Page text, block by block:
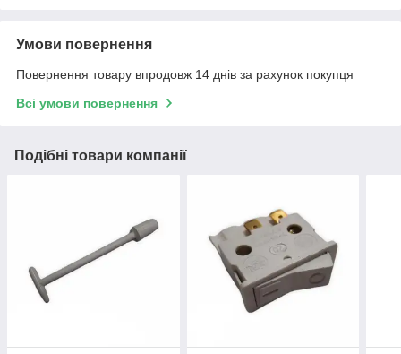
Умови повернення
Повернення товару впродовж 14 днів за рахунок покупця
Всі умови повернення
Подібні товари компанії